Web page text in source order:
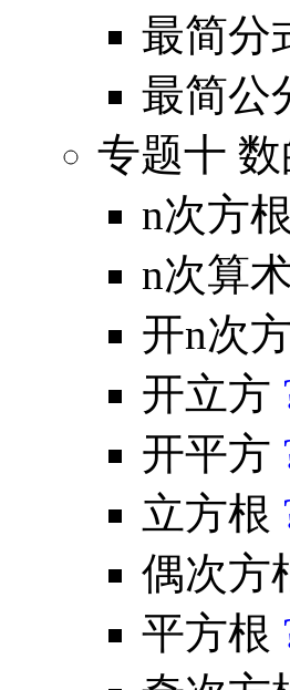
最简分
最简公
专题十
n次方根
n次算
开n次
开立方
开平方
立方根
偶次方
平方根